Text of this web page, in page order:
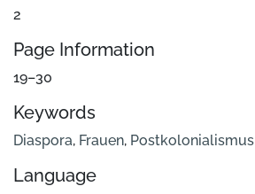
2
Page Information
19–30
Keywords
Diaspora, Frauen, Postkolonialismus
Language